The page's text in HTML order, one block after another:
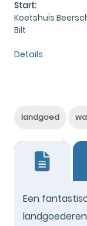
Start:
Koetshuis
Bilt
Details
landgoed
Een